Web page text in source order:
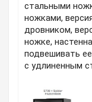
стальными
ножками,
дровником,
ножке,
подвешивать
с удлиненным